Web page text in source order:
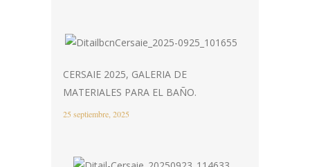
CERSAIE 2025, GALERIA DE
MATERIALES PARA EL BAÑO.
25 septiembre, 2025